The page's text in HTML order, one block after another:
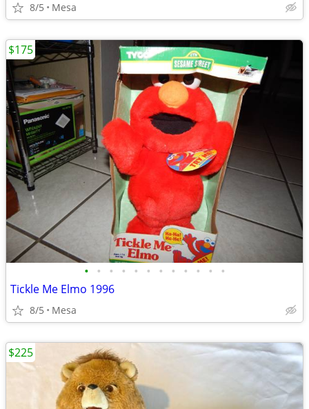
8/5 Mesa
• • • • • • • • • • • •
Tickle Me Elmo 1996
8/5 Mesa
$175
$225